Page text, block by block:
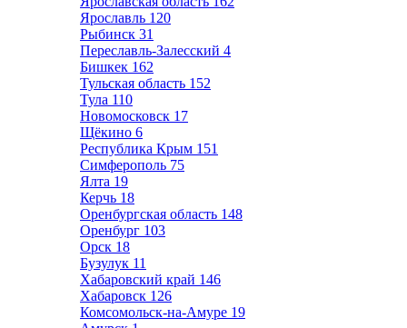
Ярославль 120
Рыбинск 31
Переславль-Залесский 4
Бишкек 162
Тульская область 152
Тула 110
Новомосковск 17
Щёкино 6
Республика Крым 151
Симферополь 75
Ялта 19
Керчь 18
Оренбургская область 148
Оренбург 103
Орск 18
Бузулук 11
Хабаровский край 146
Хабаровск 126
Комсомольск-на-Амуре 19